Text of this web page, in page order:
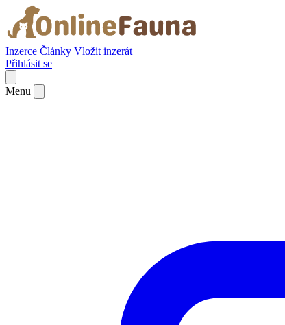
Inzerce Články Vložit inzerát
Přihlásit se
Menu